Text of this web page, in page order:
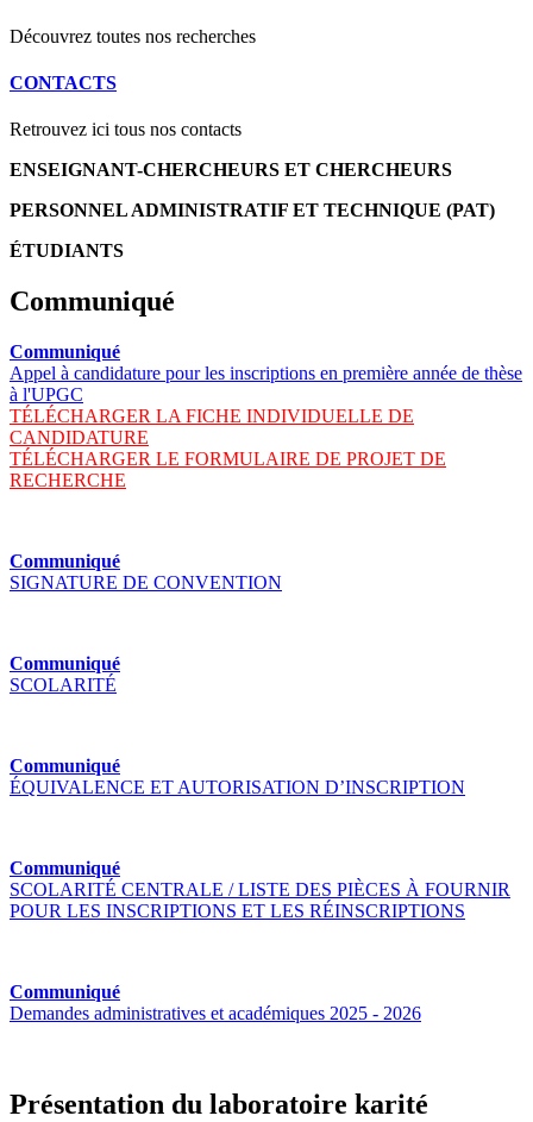
Découvrez toutes nos recherches
CONTACTS
Retrouvez ici tous nos contacts
ENSEIGNANT-CHERCHEURS ET CHERCHEURS
PERSONNEL ADMINISTRATIF ET TECHNIQUE (PAT)
ÉTUDIANTS
Communiqué
Communiqué
Appel à candidature pour les inscriptions en première année de thèse
à l'UPGC
TÉLÉCHARGER LA FICHE INDIVIDUELLE DE
CANDIDATURE
TÉLÉCHARGER LE FORMULAIRE DE PROJET DE
RECHERCHE
Communiqué
SIGNATURE DE CONVENTION
Communiqué
SCOLARITÉ
Communiqué
ÉQUIVALENCE ET AUTORISATION D’INSCRIPTION
Communiqué
SCOLARITÉ CENTRALE / LISTE DES PIÈCES À FOURNIR
POUR LES INSCRIPTIONS ET LES RÉINSCRIPTIONS
Communiqué
Demandes administratives et académiques 2025 - 2026
Présentation du laboratoire karité